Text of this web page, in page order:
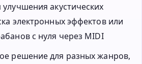
акустических
электронных эффектов или
с нуля через MIDI
решение для разных жанров,